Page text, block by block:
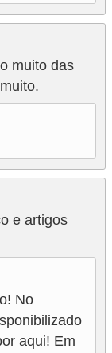
muito das
e artigos
No
aqui! Em